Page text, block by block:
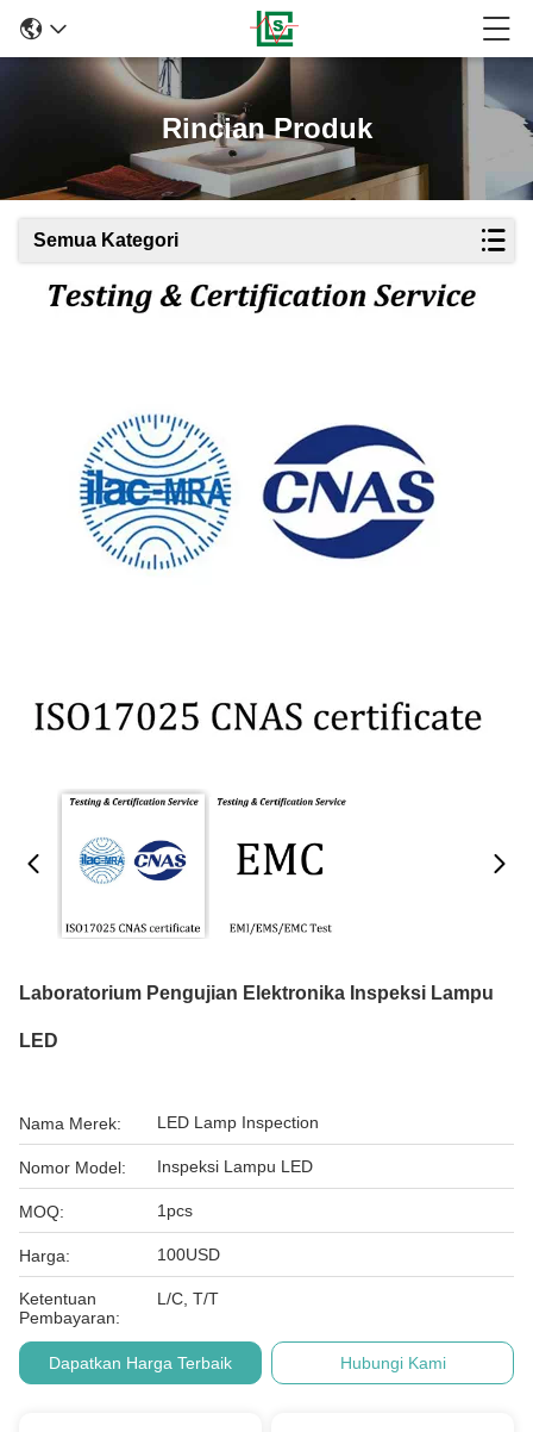
Rincian Produk
Semua Kategori
Laboratorium Pengujian Elektronika Inspeksi Lampu
LED
Nama Merek: LED Lamp Inspection
Nomor Model: Inspeksi Lampu LED
MOQ: 1pcs
Harga: 100USD
Ketentuan
Pembayaran:
L/C, T/T
Dapatkan Harga Terbaik Hubungi Kami